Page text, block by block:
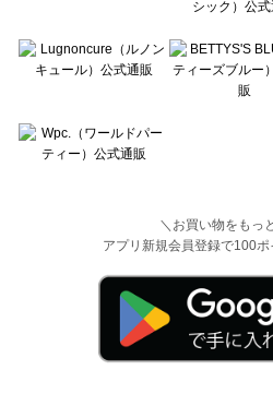
＼お買い物をもっ
アプリ新規会員登録で100ポ